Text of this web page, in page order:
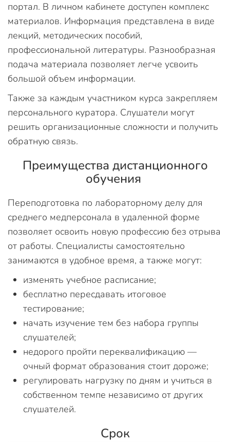
портал. В личном кабинете доступен комплекс
материалов. Информация представлена в виде
лекций, методических пособий,
профессиональной литературы. Разнообразная
подача материала позволяет легче усвоить
большой объем информации.
Также за каждым участником курса закрепляем
персонального куратора. Слушатели могут
решить организационные сложности и получить
обратную связь.
Преимущества дистанционного
обучения
Переподготовка по лабораторному делу для
среднего медперсонала в удаленной форме
позволяет освоить новую профессию без отрыва
от работы. Специалисты самостоятельно
занимаются в удобное время, а также могут:
изменять учебное расписание;
бесплатно пересдавать итоговое
тестирование;
начать изучение тем без набора группы
слушателей;
недорого пройти переквалификацию —
очный формат образования стоит дороже;
регулировать нагрузку по дням и учиться в
собственном темпе независимо от других
слушателей.
Срок